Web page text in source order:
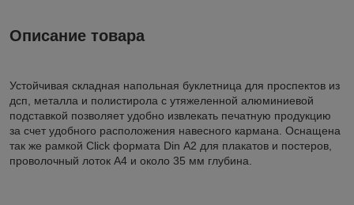
Описание товара
Устойчивая складная напольная буклетница для проспектов из
дсп, металла и полистирола с утяжеленной алюминиевой
подставкой позволяет удобно извлекать печатную продукцию
за счет удобного расположения навесного кармана. Оснащена
так же рамкой Click формата Din А2 для плакатов и постеров,
проволочный лоток А4 и около 35 мм глубина.